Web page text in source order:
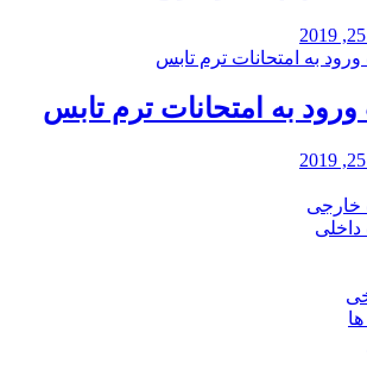
به امتحانات ترم تابس